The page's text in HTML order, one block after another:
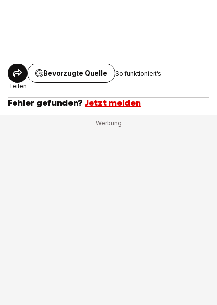
Teilen
Bevorzugte Quelle So funktioniert’s
Fehler gefunden? Jetzt melden